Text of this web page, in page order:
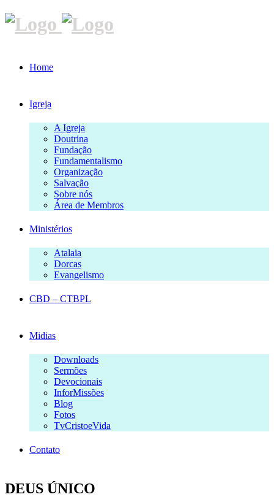
Home
Igreja
A Igreja
Doutrina
Fundação
Fundamentalismo
Organização
Salvação
Sobre nós
Área de Membros
Ministérios
Atalaia
Dorcas
Evangelismo
CBD – CTBPL
Midias
Downloads
Sermões
Devocionais
InforMissões
Blog
Fotos
TvCristoeVida
Contato
DEUS ÚNICO